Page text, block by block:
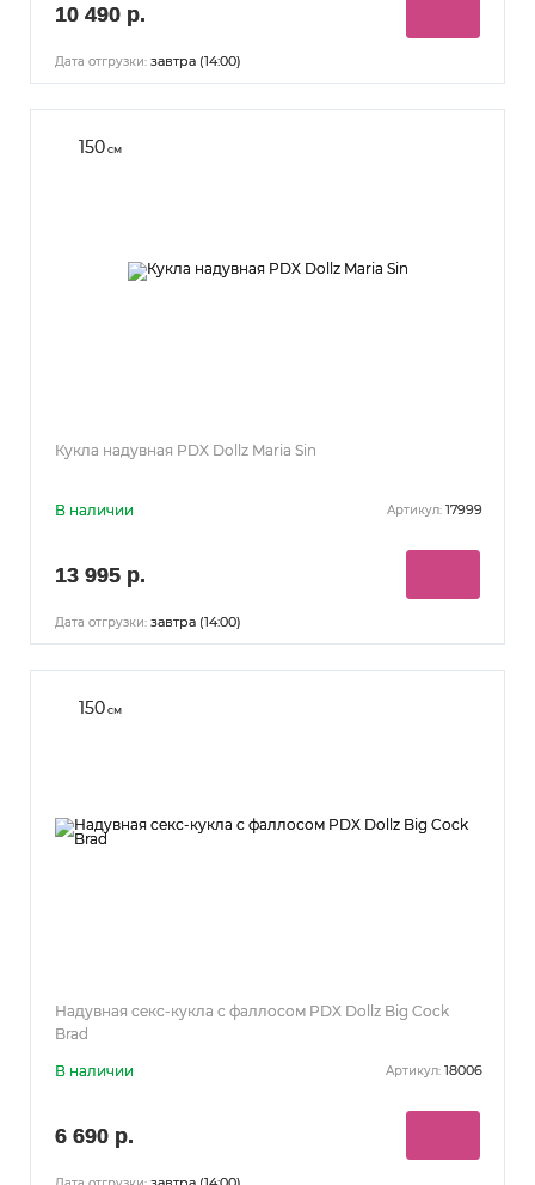
10 490 р.
Дата отгрузки: завтра (14:00)
150см
Кукла надувная PDX Dollz Maria Sin
В наличии Артикул: 17999
13 995 р.
Дата отгрузки: завтра (14:00)
150см
Надувная секс-кукла с фаллосом PDX Dollz Big Cock
Brad
В наличии Артикул: 18006
6 690 р.